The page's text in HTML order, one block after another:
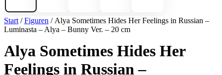
Start /Figuren / Alya Sometimes Hides Her Feelings in Russian –
Luminasta – Alya – Bunny Ver. – 20 cm
Alya Sometimes Hides Her
Feelings in Russian –